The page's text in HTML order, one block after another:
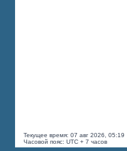
Текущее время: 07 авг 2026, 05:19
Часовой пояс: UTC + 7 часов